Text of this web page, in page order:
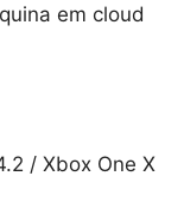
em cloud
/ Xbox One X